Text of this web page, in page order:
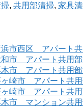
, 共用部清掃, 家具
浜市西区 アパート
和市 アパート共用
木市 アパート共用
ヶ崎市 アパート共
ヶ崎市 アパート共
木市 マンション共